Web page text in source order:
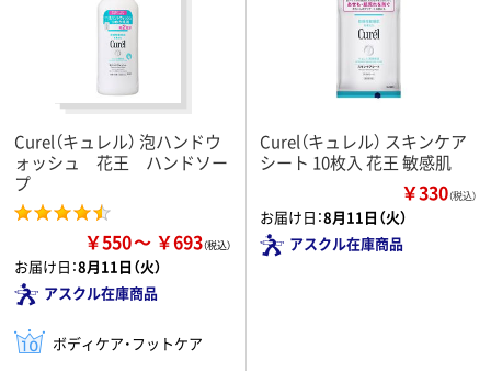
Curel（キュレル） 泡ハンドウ
ォッシュ 花王 ハンドソー
プ
￥550 ￥693
お届け日：8月11日（火）
アスクル在庫商品
ボディケア・フットケア
Curel（キュレル） スキンケア
シート 10枚入 花王 敏感肌
￥330（税込）
お届け日：8月11日（火）
アスクル在庫商品